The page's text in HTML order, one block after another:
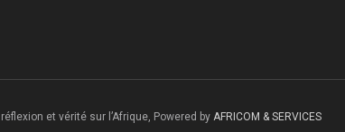
et vérité sur l’Afrique, Powered by AFRICOM & SERVICES